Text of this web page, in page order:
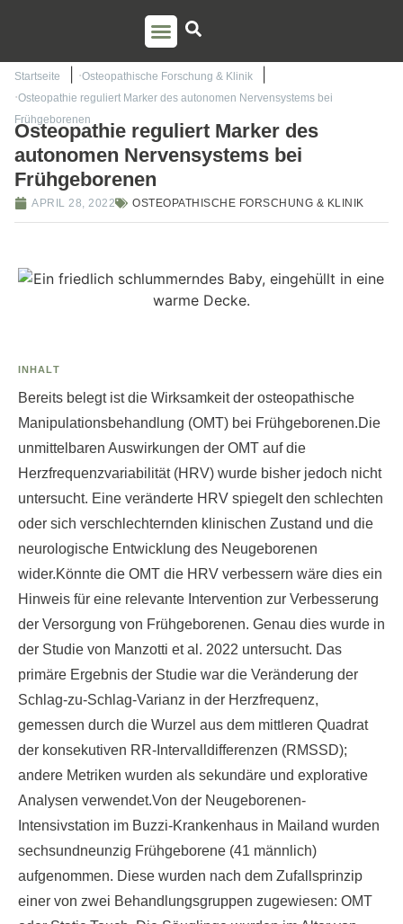
Startseite
Osteopathische Forschung & Klinik
Osteopathie reguliert Marker des autonomen Nervensystems bei
Frühgeborenen
Osteopathie reguliert Marker des
autonomen Nervensystems bei
Frühgeborenen
APRIL 28, 2022 OSTEOPATHISCHE FORSCHUNG & KLINIK
INHALT
Bereits belegt ist die Wirksamkeit der osteopathische
Manipulationsbehandlung (OMT) bei Frühgeborenen.Die
unmittelbaren Auswirkungen der OMT auf die
Herzfrequenzvariabilität (HRV) wurde bisher jedoch nicht
untersucht. Eine veränderte HRV spiegelt den schlechten
oder sich verschlechternden klinischen Zustand und die
neurologische Entwicklung des Neugeborenen
wider.Könnte die OMT die HRV verbessern wäre dies ein
Hinweis für eine relevante Intervention zur Verbesserung
der Versorgung von Frühgeborenen. Genau dies wurde in
der Studie von Manzotti et al. 2022 untersucht. Das
primäre Ergebnis der Studie war die Veränderung der
Schlag-zu-Schlag-Varianz in der Herzfrequenz,
gemessen durch die Wurzel aus dem mittleren Quadrat
der konsekutiven RR-Intervalldifferenzen (RMSSD);
andere Metriken wurden als sekundäre und explorative
Analysen verwendet.Von der Neugeborenen-
Intensivstation im Buzzi-Krankenhaus in Mailand wurden
sechsundneunzig Frühgeborene (41 männlich)
aufgenommen. Diese wurden nach dem Zufallsprinzip
einer von zwei Behandlungsgruppen zugewiesen: OMT